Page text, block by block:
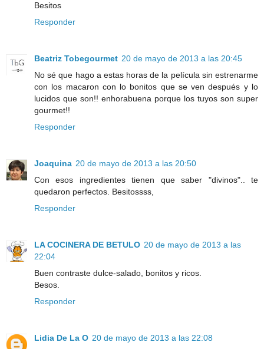
Besitos
Responder
Beatriz Tobegourmet 20 de mayo de 2013 a las 20:45
No sé que hago a estas horas de la película sin estrenarme
con los macaron con lo bonitos que se ven después y lo
lucidos que son!! enhorabuena porque los tuyos son super
gourmet!!
Responder
Joaquina 20 de mayo de 2013 a las 20:50
Con esos ingredientes tienen que saber "divinos".. te
quedaron perfectos. Besitossss,
Responder
LA COCINERA DE BETULO 20 de mayo de 2013 a las
22:04
Buen contraste dulce-salado, bonitos y ricos.
Besos.
Responder
Lidia De La O 20 de mayo de 2013 a las 22:08